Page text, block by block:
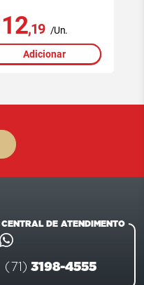
12,19 /Un.
Adicionar
CENTRAL DE ATENDIMENTO
(71) 3198-4555